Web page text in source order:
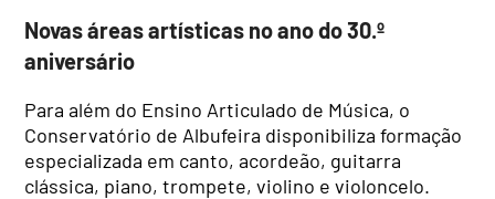
Novas áreas artísticas no ano do 30.º
aniversário
Para além do Ensino Articulado de Música, o
Conservatório de Albufeira disponibiliza formação
especializada em canto, acordeão, guitarra
clássica, piano, trompete, violino e violoncelo.